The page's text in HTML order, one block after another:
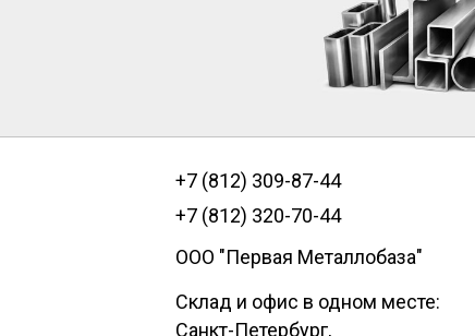
+7 (812) 309-87-44
+7 (812) 320-70-44
ООО "Первая Металлобаза"
Склад и офис в одном месте:
Санкт-Петербург,